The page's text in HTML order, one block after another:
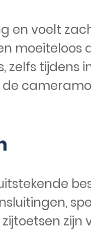
en voelt
moeiteloos
zelfs tijdens
zijn